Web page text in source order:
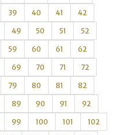
39 40 41 42
49 50 51 52
59 60 61 62
69 70 71 72
79 80 81 82
89 90 91 92
99 100 101 102